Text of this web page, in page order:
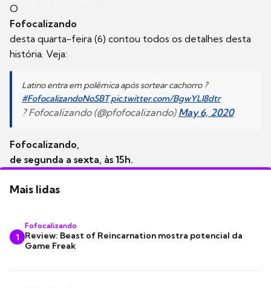
O
Fofocalizando
desta quarta-feira (6) contou todos os detalhes desta
história. Veja:
Latino entra em polêmica após sortear cachorro ?
#FofocalizandoNoSBT pic.twitter.com/BgwYLI8dtr
? Fofocalizando (@pfofocalizando) May 6, 2020
Fofocalizando,
de segunda a sexta, às 15h.
Mais lidas
1
Fofocalizando
Review: Beast of Reincarnation mostra potencial da
Game Freak